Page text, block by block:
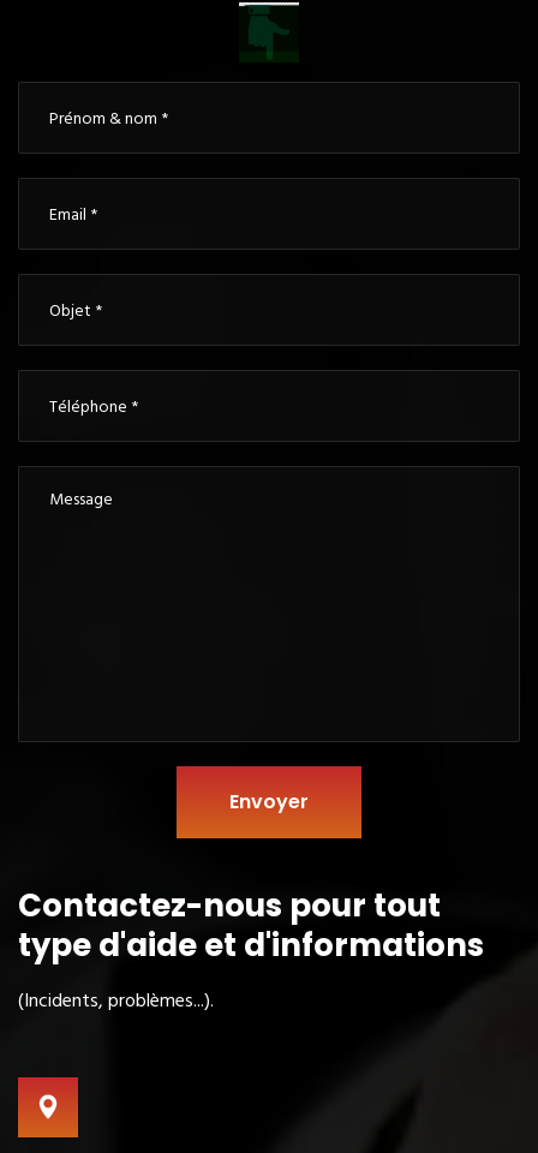
Envoyer
Contactez-nous pour tout
typed'aide et d'informations
(Incidents, problèmes...).